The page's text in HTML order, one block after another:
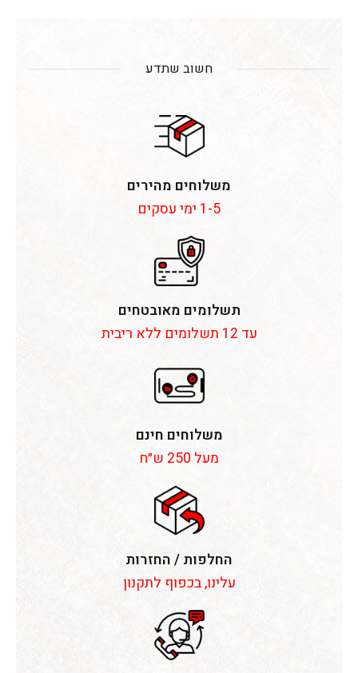
חשוב שתדע
משלוחים מהירים
1-5 ימי עסקים
תשלומים מאובטחים
עד 12 תשלומים ללא ריבית
משלוחים חינם
מעל 250 ש״ח
החלפות / החזרות
עלינו, בכפוף לתקנון